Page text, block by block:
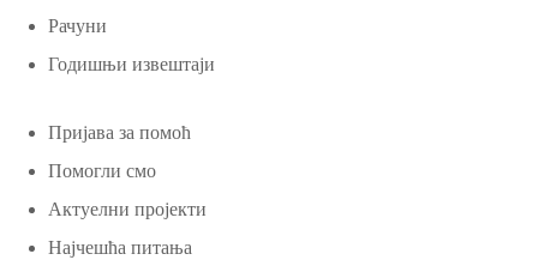
Рачуни
Годишњи извештаји
Пријава за помоћ
Помогли смо
Актуелни пројекти
Најчешћа питања